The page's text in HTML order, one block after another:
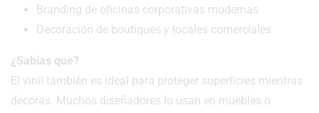
Branding de oficinas corporativas modernas
Decoración de boutiques y locales comerciales
¿Sabías que?
El vinil también es ideal para proteger superficies mientras
decoras. Muchos diseñadores lo usan en muebles o